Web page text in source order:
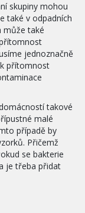
skupiny mohou
také v odpadních
může také
jednoznačně
přítomnost
takové
malé
případě by
Přičemž
se bakterie
je třeba přidat